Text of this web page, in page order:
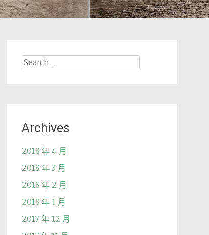
Search
Archives
2018 年 4 月
2018 年 3 月
2018 年 2 月
2018 年 1 月
2017 年 12 月